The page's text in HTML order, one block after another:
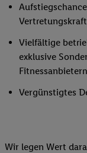
Vielfältige
exklusive
Vergünstigtes
Wir legen Wert